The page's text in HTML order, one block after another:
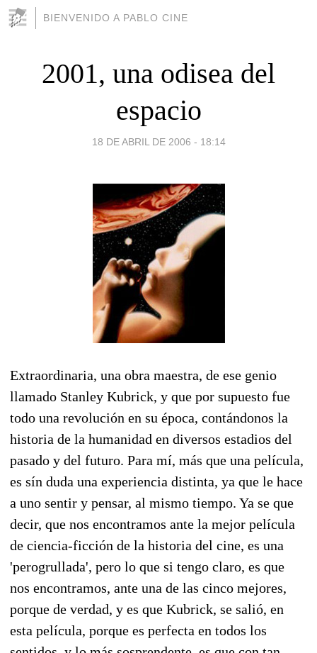
BIENVENIDO A PABLO CINE
2001, una odisea del
espacio
18 DE ABRIL DE 2006 - 18:14
Extraordinaria, una obra maestra, de ese genio
llamado Stanley Kubrick, y que por supuesto fue
todo una revolución en su época, contándonos la
historia de la humanidad en diversos estadios del
pasado y del futuro. Para mí, más que una película,
es sín duda una experiencia distinta, ya que le hace
a uno sentir y pensar, al mismo tiempo. Ya se que
decir, que nos encontramos ante la mejor película
de ciencia-ficción de la historia del cine, es una
'perogrullada', pero lo que si tengo claro, es que
nos encontramos, ante una de las cinco mejores,
porque de verdad, y es que Kubrick, se salió, en
esta película, porque es perfecta en todos los